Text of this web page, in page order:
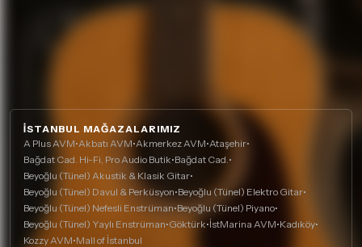
İSTANBUL MAĞAZALARIMIZ
A Plus AVM•Akbatı AVM•Akmerkez AVM•Ataşehir•
Bağdat Cad. Hi-Fi, Pro Audio Butik•Bağdat Cad.•
Beyoğlu (Tünel) Akustik & Klasik Gitar•
Beyoğlu (Tünel) Davul & Perküsyon•Beyoğlu (Tünel) Elektro Gitar•
Beyoğlu (Tünel) Nefesli Enstrüman•Beyoğlu (Tünel) Piyano•
Beyoğlu (Tünel) Yaylı Enstrüman•Göktürk•İstMarina AVM•Kadıköy•
Kozzy AVM•Mall of İstanbul